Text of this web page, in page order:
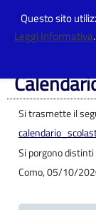
Centro Provinciale
Si trasmette il
Si porgono
Como, 05/10/
Questo sito
Leggi Informativa